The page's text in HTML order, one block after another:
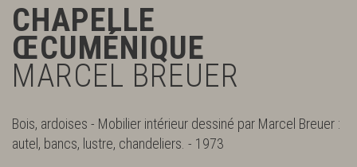
CHAPELLE
ŒCUMÉNIQUE
MARCEL BREUER
Bois, ardoises - Mobilier intérieur dessiné par Marcel Breuer :
autel, bancs, lustre, chandeliers. - 1973